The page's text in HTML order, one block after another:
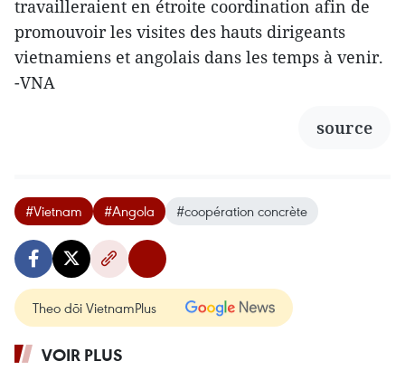
travailleraient en étroite coordination afin de
promouvoir les visites des hauts dirigeants
vietnamiens et angolais dans les temps à venir.
-VNA
source
#Vietnam #Angola #coopération concrète
Theo dõi VietnamPlus
VOIR PLUS